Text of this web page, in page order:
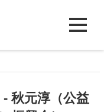
秋元淳（公益